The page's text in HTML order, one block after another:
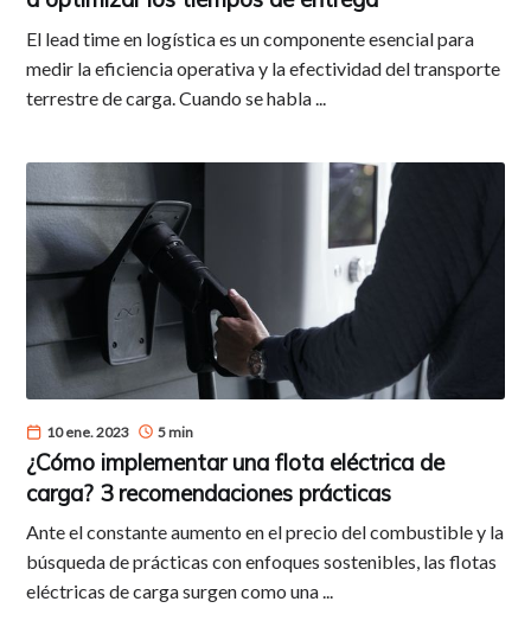
El lead time en logística es un componente esencial para
medir la eficiencia operativa y la efectividad del transporte
terrestre de carga. Cuando se habla ...
10 ene. 2023 5 min
¿Cómo implementar una flota eléctrica de
carga? 3 recomendaciones prácticas
Ante el constante aumento en el precio del combustible y la
búsqueda de prácticas con enfoques sostenibles, las flotas
eléctricas de carga surgen como una ...